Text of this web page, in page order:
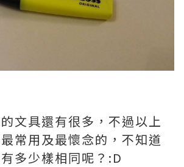
文具還有很多，不過以上
常用及最懷念的，不知道
多少樣相同呢？:D